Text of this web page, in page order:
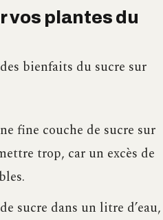
vos plantes du
bienfaits du sucre sur
fine couche de sucre sur
trop, car un excès de
sucre dans un litre d’eau,